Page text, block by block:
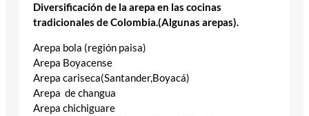
Diversificación de la arepa en las cocinas
tradicionales de Colombia.(Algunas arepas).
Arepa bola (región paisa)
Arepa Boyacense
Arepa cariseca(Santander,Boyacá)
Arepa de changua
Arepa chichiguare